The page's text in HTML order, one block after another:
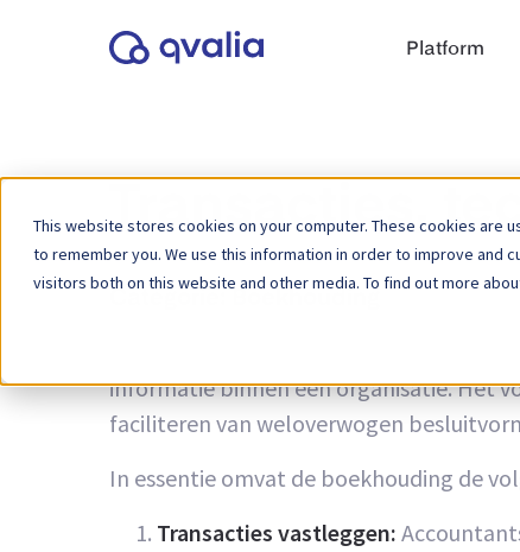
This website stores cookies on your computer. These cookies are
to remember you. We use this information in order to improve and
visitors both on this website and other media. To find out more
Platform
Transacties,
Boekhouding is het systematische
informatie binnen een organisatie. Het
faciliteren van weloverwogen
In essentie omvat de boekhouding de
Transacties vastleggen: